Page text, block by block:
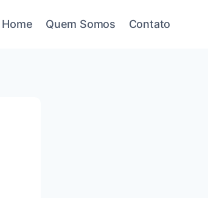
Home Quem Somos Contato